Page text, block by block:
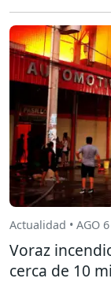
Actualidad • AGO
Voraz
cerca de 10